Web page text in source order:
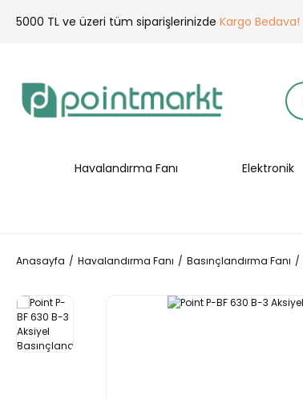
5000 TL ve üzeri tüm siparişlerinizde Kargo Bedava!
Havalandırma Fanı Elektronik
Anasayfa Havalandırma Fanı Basınçlandırma Fanı